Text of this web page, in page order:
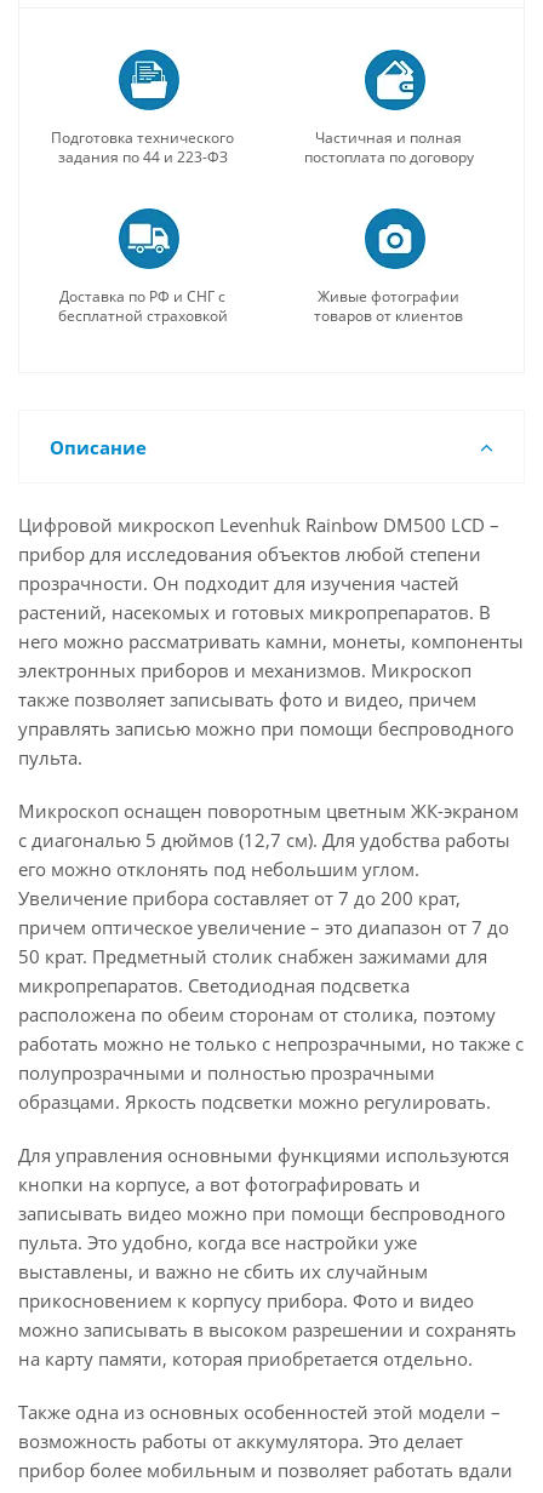
Подготовка технического
задания по 44 и 223-ФЗ
Частичная и полная
постоплата по договору
Доставка по РФ и СНГ с
бесплатной страховкой
Живые фотографии
товаров от клиентов
Описание
Цифровой микроскоп Levenhuk Rainbow DM500 LCD –
прибор для исследования объектов любой степени
прозрачности. Он подходит для изучения частей
растений, насекомых и готовых микропрепаратов. В
него можно рассматривать камни, монеты, компоненты
электронных приборов и механизмов. Микроскоп
также позволяет записывать фото и видео, причем
управлять записью можно при помощи беспроводного
пульта.
Микроскоп оснащен поворотным цветным ЖК-экраном
с диагональю 5 дюймов (12,7 см). Для удобства работы
его можно отклонять под небольшим углом.
Увеличение прибора составляет от 7 до 200 крат,
причем оптическое увеличение – это диапазон от 7 до
50 крат. Предметный столик снабжен зажимами для
микропрепаратов. Светодиодная подсветка
расположена по обеим сторонам от столика, поэтому
работать можно не только с непрозрачными, но также с
полупрозрачными и полностью прозрачными
образцами. Яркость подсветки можно регулировать.
Для управления основными функциями используются
кнопки на корпусе, а вот фотографировать и
записывать видео можно при помощи беспроводного
пульта. Это удобно, когда все настройки уже
выставлены, и важно не сбить их случайным
прикосновением к корпусу прибора. Фото и видео
можно записывать в высоком разрешении и сохранять
на карту памяти, которая приобретается отдельно.
Также одна из основных особенностей этой модели –
возможность работы от аккумулятора. Это делает
прибор более мобильным и позволяет работать вдали